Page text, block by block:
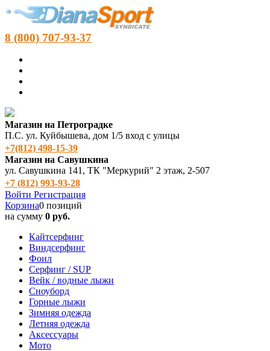
8 (800) 707-93-37
Магазин на Петроградке
П.С. ул. Куйбышева, дом 1/5 вход с улицы
+7(812) 498‑15-39
Магазин на Савушкина
ул. Савушкина 141, ТК "Меркурий" 2 этаж, 2-507
+7 (812) 993-93-28
Войти Регистрация
Корзина0 позиций
на сумму 0 руб.
Кайтсерфинг
Виндсерфинг
Фоил
Серфинг / SUP
Вейк / водные лыжи
Сноуборд
Горные лыжи
Зимняя одежда
Летняя одежда
Аксессуары
Мото